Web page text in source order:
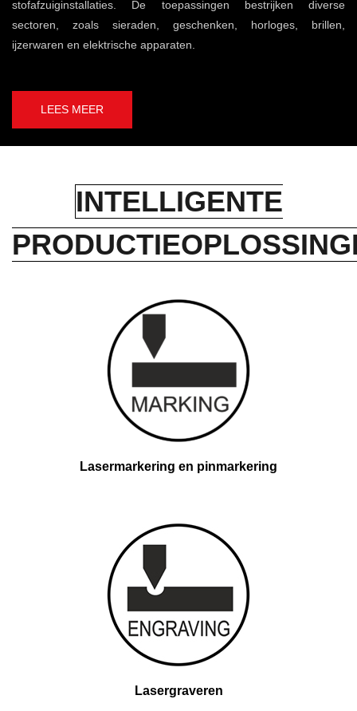
stofafzuiginstallaties. De toepassingen bestrijken diverse
sectoren, zoals sieraden, geschenken, horloges, brillen,
ijzerwaren en elektrische apparaten.
LEES MEER
INTELLIGENTE
Lasermarkering en pinmarkering
Lasergraveren